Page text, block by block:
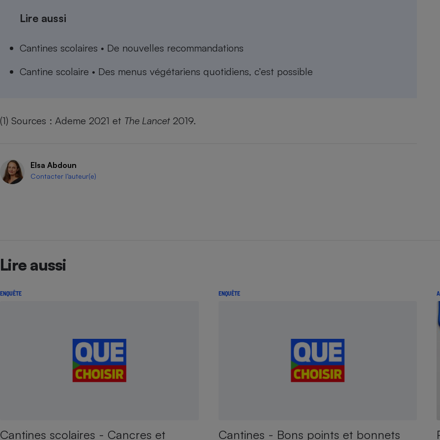
Lire aussi
Cantines scolaires • De nouvelles recommandations
Cantine scolaire • Des menus végétariens quotidiens, c’est possible
(1) Sources : Ademe 2021 et The Lancet 2019.
Elsa Abdoun
Contacter l’auteur(e)
Lire aussi
ENQUÊTE
Cantines scolaires - Cancres et
ENQUÊTE
Cantines - Bons points et bonnets